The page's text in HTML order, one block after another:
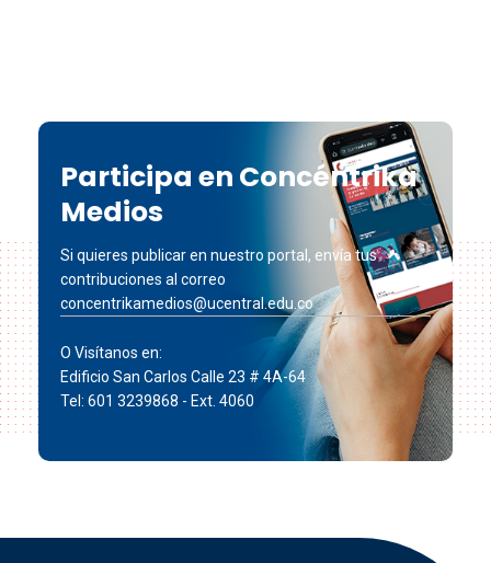
Participa en Concéntrika
Medios
Si quieres publicar en nuestro portal, envía tus
contribuciones al correo
concentrikamedios@ucentral.edu.co
O Visítanos en:
Edificio San Carlos Calle 23 # 4A-64
Tel: 601 3239868 - Ext. 4060